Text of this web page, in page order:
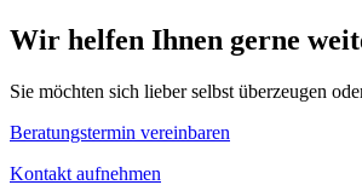
Wir helfen Ihnen gerne
Sie möchten sich lieber selbst überzeugen
Beratungstermin vereinbaren
Kontakt aufnehmen